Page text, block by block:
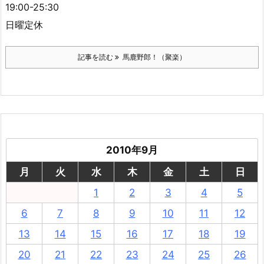
19:00-25:30
日曜定休
記事を読む 馬鹿野郎！（聚楽）
2010年9月
月
火 水 木 金 土
日
1
2 3 4
5
6
7 8 9 10 11
12
13
14 15 16 17 18
19
20
21 22 23 24 25
26